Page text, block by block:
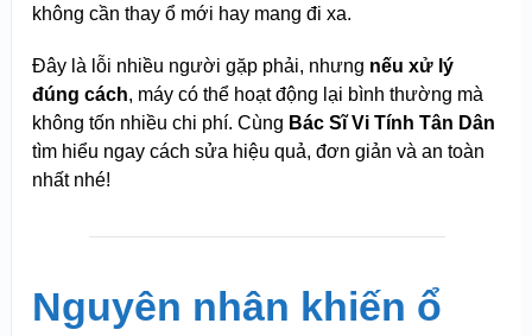
không cần thay ổ mới hay mang đi xa.
Đây là lỗi nhiều người gặp phải, nhưng nếu xử lý
đúng cách, máy có thể hoạt động lại bình thường mà
không tốn nhiều chi phí. Cùng Bác Sĩ Vi Tính Tân Dân
tìm hiểu ngay cách sửa hiệu quả, đơn giản và an toàn
nhất nhé!
Nguyên nhân khiến ổ